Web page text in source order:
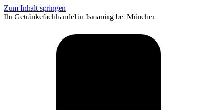
Zum Inhalt springen
Ihr Getränkefachhandel in Ismaning bei München